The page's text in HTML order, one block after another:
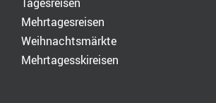
Mehrtagesreisen
Weihnachtsmärkte
Mehrtagesskireisen